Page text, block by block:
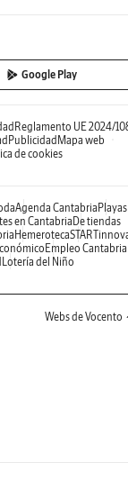
Google Play
Reglamento UE 2024/
PublicidadMapa web
de cookies
Agenda CantabriaPlayas
en CantabriaDe tiendas
Hemeroteca
Empleo Cantabria
Lotería del Niño
Webs de Vocento